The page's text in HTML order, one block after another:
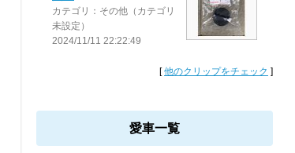
カテゴリ：その他（カテゴリ
未設定）
2024/11/11 22:22:49
[他のクリップをチェック ]
愛車一覧